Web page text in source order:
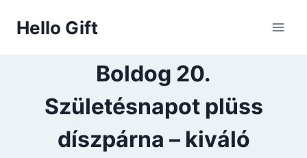
Hello Gift
Boldog 20.
Születésnapot plüss
díszpárna – kiváló